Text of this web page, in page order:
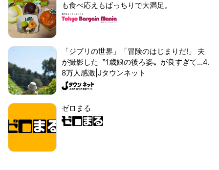
も食べ応えもばっちりで大満足。
「ジブリの世界」「冒険のはじまりだ!」 夫
が撮影した〝1歳娘の後ろ姿〟が良すぎて...4.
8万人感激|Jタウンネット
ゼロまる